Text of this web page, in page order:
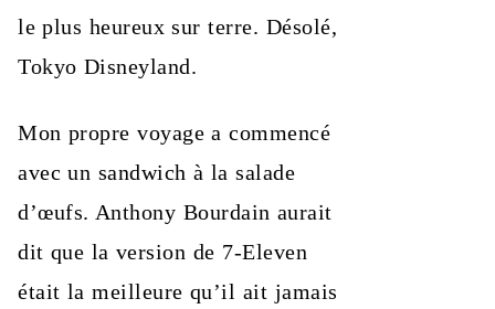
le plus heureux sur terre. Désolé,
Tokyo Disneyland.
Mon propre voyage a commencé
avec un sandwich à la salade
d’œufs. Anthony Bourdain aurait
dit que la version de 7-Eleven
était la meilleure qu’il ait jamais